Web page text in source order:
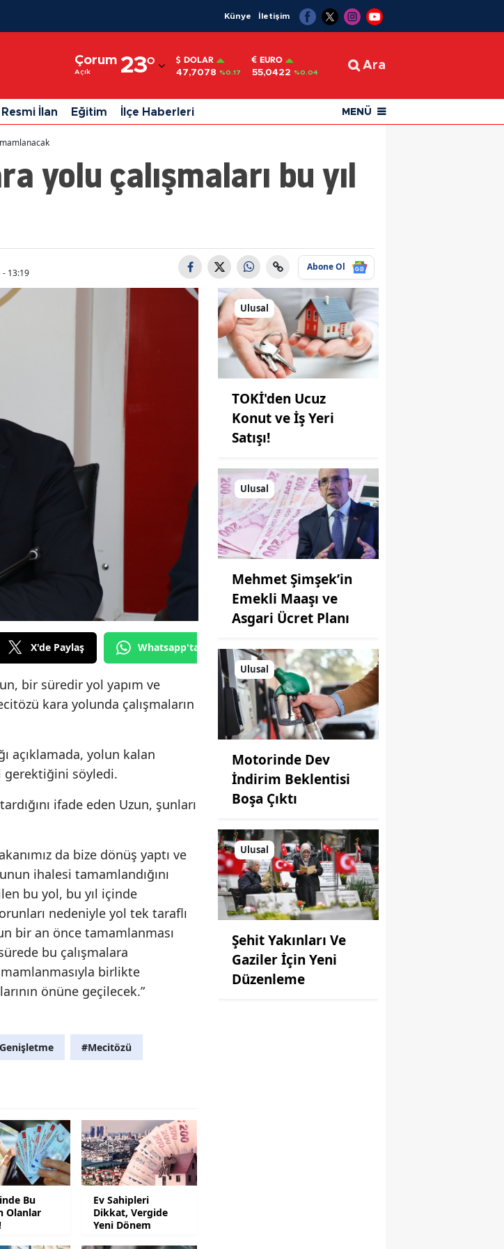
Künye İletişim
Çorum
Açık 23°
Adıyaman
Afyonkarahisar
Ağrı
Ankara
Bursa
Çanakkale
Çankırı
Çorum
Denizli
Diyarbakır
Edirne
Erzincan
Eskişehir
Gaziantep
Giresun
Hakkari
Hatay
Isparta
Mersin
İstanbul
Kars
Kırklareli
Kırşehir
Kocaeli
Konya
DOLAR
47,7078 %0.17
EURO
55,0422 %0.04
Ara
Resmi İlan Eğitim İlçe Haberleri MENÜ
yolu çalışmaları bu yıl
- 13:19
Abone Ol
X'de Paylaş Whatsapp'tan Gönder
bir süredir yol yapım ve
kara yolunda çalışmaların
açıklamada, yolun kalan
gerektiğini söyledi.
ifade eden Uzun, şunları
da bize dönüş yaptı ve
ihalesi tamamlandığını
bu yol, bu yıl içinde
nedeniyle yol tek taraflı
bir an önce tamamlanması
bu çalışmalara
birlikte
önüne geçilecek.”
#Mecitözü
Bu
Olanlar
Ev Sahipleri
Dikkat, Vergide
Yeni Dönem
Ulusal
TOKİ'den Ucuz
Konut ve İş Yeri
Satışı!
Ulusal
Mehmet Şimşek’in
Emekli Maaşı ve
Asgari Ücret Planı
Ulusal
Motorinde Dev
İndirim Beklentisi
Boşa Çıktı
Ulusal
Şehit Yakınları Ve
Gaziler İçin Yeni
Düzenleme